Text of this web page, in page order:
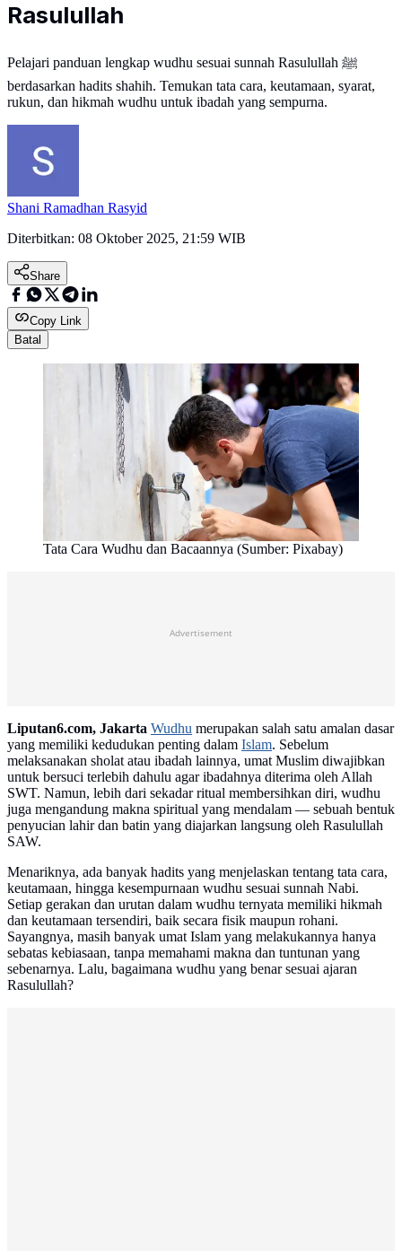
Rasulullah
Pelajari panduan lengkap wudhu sesuai sunnah Rasulullah ﷺ
berdasarkan hadits shahih. Temukan tata cara, keutamaan, syarat,
rukun, dan hikmah wudhu untuk ibadah yang sempurna.
Shani Ramadhan Rasyid
Diterbitkan: 08 Oktober 2025, 21:59 WIB
Share
Copy Link
Batal
Tata Cara Wudhu dan Bacaannya (Sumber: Pixabay)
Advertisement
Liputan6.com, Jakarta Wudhu merupakan salah satu amalan dasar
yang memiliki kedudukan penting dalam Islam. Sebelum
melaksanakan sholat atau ibadah lainnya, umat Muslim diwajibkan
untuk bersuci terlebih dahulu agar ibadahnya diterima oleh Allah
SWT. Namun, lebih dari sekadar ritual membersihkan diri, wudhu
juga mengandung makna spiritual yang mendalam — sebuah bentuk
penyucian lahir dan batin yang diajarkan langsung oleh Rasulullah
SAW.
Menariknya, ada banyak hadits yang menjelaskan tentang tata cara,
keutamaan, hingga kesempurnaan wudhu sesuai sunnah Nabi.
Setiap gerakan dan urutan dalam wudhu ternyata memiliki hikmah
dan keutamaan tersendiri, baik secara fisik maupun rohani.
Sayangnya, masih banyak umat Islam yang melakukannya hanya
sebatas kebiasaan, tanpa memahami makna dan tuntunan yang
sebenarnya. Lalu, bagaimana wudhu yang benar sesuai ajaran
Rasulullah?